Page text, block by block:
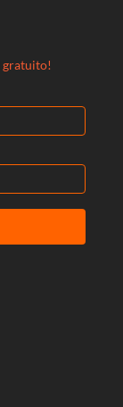
gratuito!